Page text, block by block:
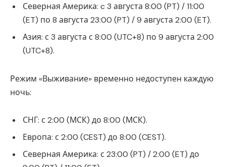
Северная Америка: c 3 августа 8:00 (PT) / 11:00
(ET) по 8 августа 23:00 (PT) / 9 августа 2:00 (ET).
Азия: с 3 августа с 8:00 (UTC+8) по 9 августа 2:00
(UTC+8).
Режим «Выживание» временно недоступен каждую
ночь:
СНГ: с 2:00 (МСК) до 8:00 (МСК).
Европа: с 2:00 (CEST) до 8:00 (CEST).
Северная Америка: с 23:00 (PT) / 2:00 (ET) до